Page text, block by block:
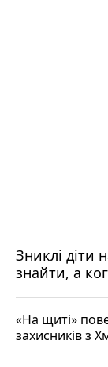
Зниклі діти
знайти, а
«На щиті»
захисників з